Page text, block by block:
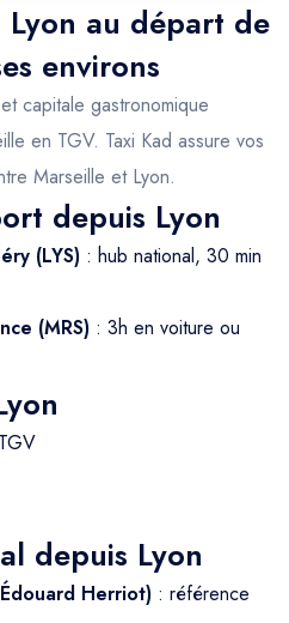
Lyon au départ de
environs
capitale gastronomique
en TGV. Taxi Kad assure vos
Marseille et Lyon.
depuis Lyon
(LYS) : hub national, 30 min
(MRS) : 3h en voiture ou
depuis Lyon
Herriot) : référence